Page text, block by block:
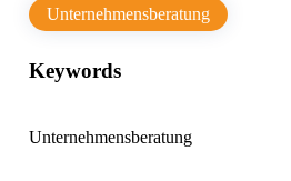
Unternehmensberatung
Keywords
Unternehmensberatung